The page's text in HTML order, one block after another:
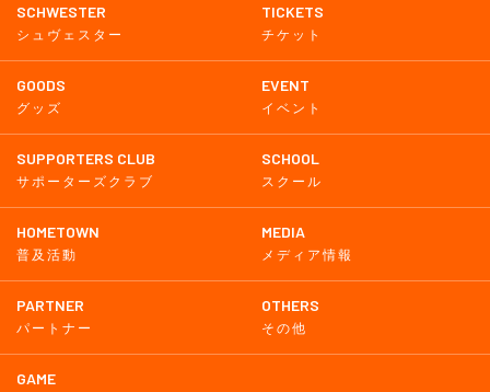
SCHWESTER
シュヴェスター
TICKETS
チケット
GOODS
グッズ
EVENT
イベント
SUPPORTERS CLUB
サポーターズクラブ
SCHOOL
スクール
HOMETOWN
普及活動
MEDIA
メディア情報
PARTNER
パートナー
OTHERS
その他
GAME